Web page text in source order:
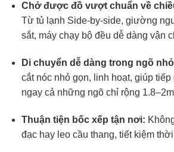
Chở được đồ vượt chuẩn về
Từ tủ lạnh Side-by-side, giường
sắt, máy chạy bộ đều dễ dàng vận
Di chuyển dễ dàng trong ngõ
cắt nóc nhỏ gọn, linh hoạt, giúp
ngay cả những ngõ chỉ rộng
Thuận tiện bốc xếp tận nơi:
đạc hay leo cầu thang, tiết kiệm